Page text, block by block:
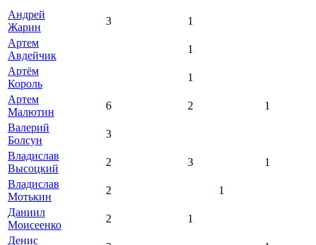
Андрей
Жарин
3
1
Артем
Авдейчик
1
Артём
Король
1
Артем
Малютин
6 2
1
Валерий
Болсун
3
Владислав
Высоцкий
2 3
1
Владислав
Мотькин
2
1
Даниил
Моисеенко
2
1
Денис